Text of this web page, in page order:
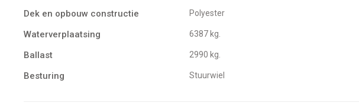
Dek en opbouw constructie Polyester
Waterverplaatsing 6387 kg.
Ballast 2990 kg.
Besturing Stuurwiel